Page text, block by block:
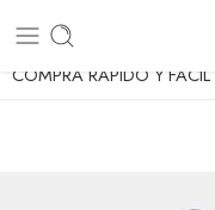
ENVIO
COMPRA RÁPIDO Y